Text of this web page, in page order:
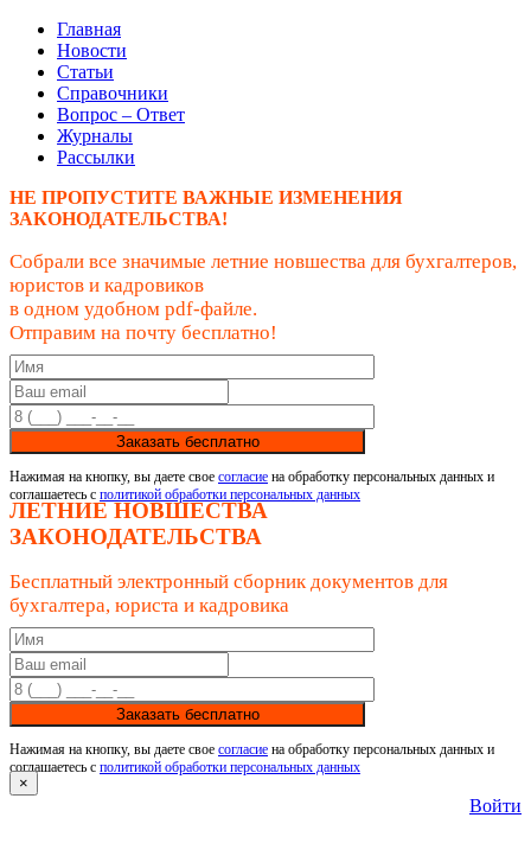
Главная
Новости
Статьи
Справочники
Вопрос – Ответ
Журналы
Рассылки
НЕ ПРОПУСТИТЕ ВАЖНЫЕ ИЗМЕНЕНИЯ
ЗАКОНОДАТЕЛЬСТВА!
Собрали все значимые летние новшества для бухгалтеров,
юристов и кадровиков
в одном удобном pdf-файле.
Отправим на почту бесплатно!
Заказать бесплатно
Нажимая на кнопку, вы даете свое согласие на обработку персональных данных и
соглашаетесь с политикой обработки персональных данных
ЛЕТНИЕ НОВШЕСТВА
ЗАКОНОДАТЕЛЬСТВА
Бесплатный электронный сборник документов для
бухгалтера, юриста и кадровика
Заказать бесплатно
Нажимая на кнопку, вы даете свое согласие на обработку персональных данных и
соглашаетесь с политикой обработки персональных данных
×
Войти